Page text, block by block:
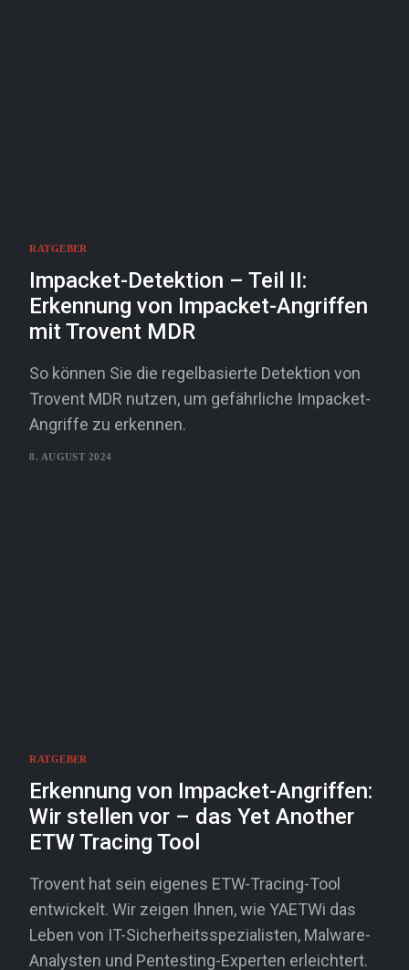
RATGEBER
Impacket-Detektion – Teil II:
Erkennung von Impacket-Angriffen
mit Trovent MDR
So können Sie die regelbasierte Detektion von
Trovent MDR nutzen, um gefährliche Impacket-
Angriffe zu erkennen.
8. AUGUST 2024
RATGEBER
Erkennung von Impacket-Angriffen:
Wir stellen vor – das Yet Another
ETW Tracing Tool
Trovent hat sein eigenes ETW-Tracing-Tool
entwickelt. Wir zeigen Ihnen, wie YAETWi das
Leben von IT-Sicherheitsspezialisten, Malware-
Analysten und Pentesting-Experten erleichtert.